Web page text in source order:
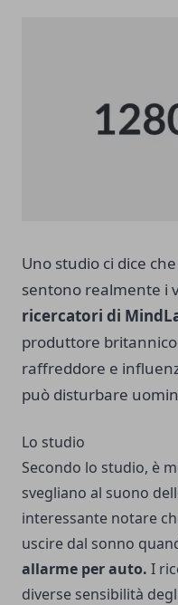
Uno studio ci dice
sentono realmente i
ricercatori di
produttore
raffreddore e
può disturbare
Lo studio
Secondo lo studio, è
svegliano al suono
interessante notare
uscire dal sonno
allarme per auto. I
diverse sensibilità